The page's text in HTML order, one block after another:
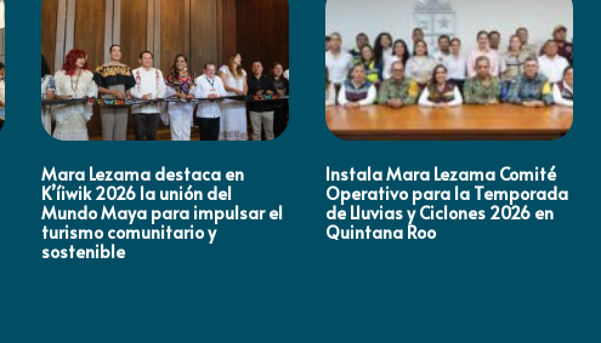
Mara Lezama destaca en
K’íiwik 2026 la unión del
Mundo Maya para impulsar el
turismo comunitario y
sostenible
Instala Mara Lezama Comité
Operativo para la Temporada
de Lluvias y Ciclones 2026 en
Quintana Roo